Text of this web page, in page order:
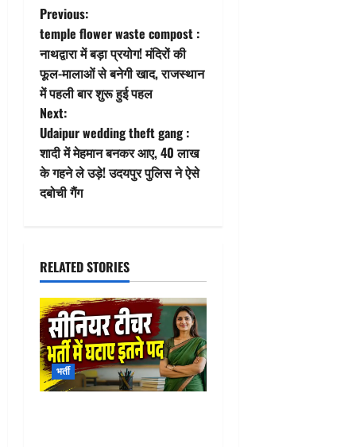
P
o
s
t
n
a
i
g
a
t
i
Previous:
temple flower waste compost :
नाथद्वारा में बड़ा प्रयोग! मंदिरों की
फूल-मालाओं से बनेगी खाद, राजस्थान
में पहली बार शुरू हुई पहल
Next:
Udaipur wedding theft gang :
शादी में मेहमान बनकर आए, 40 लाख
के गहने ले उड़े! उदयपुर पुलिस ने ऐसे
दबोची गैंग
RELATED STORIES
भर्ती